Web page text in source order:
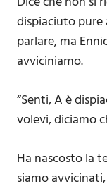
dispiaciuto pure
parlare, ma
avviciniamo.
“Senti, A è
volevi, diciamo
Ha nascosto la
siamo